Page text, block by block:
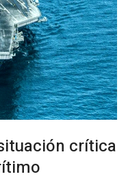
crítica